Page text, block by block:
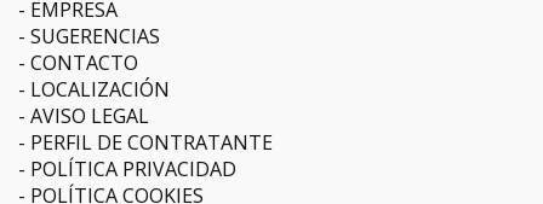
EMPRESA
SUGERENCIAS
CONTACTO
LOCALIZACIÓN
AVISO LEGAL
PERFIL DE CONTRATANTE
POLÍTICA PRIVACIDAD
POLÍTICA COOKIES